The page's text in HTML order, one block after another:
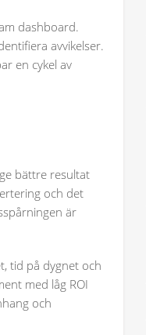
dashboard.
avvikelser.
en cykel av
bättre resultat
och det
är
tid på dygnet och
med låg ROI
och